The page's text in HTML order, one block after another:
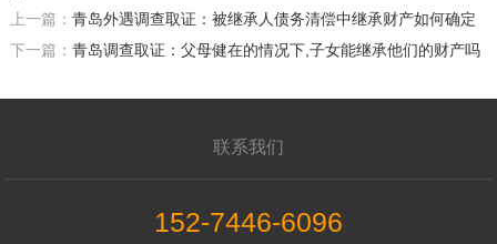
上一篇： 青岛外遇调查取证：被继承人债务清偿中继承财产如何确定
下一篇： 青岛调查取证：父母健在的情况下,子女能继承他们的财产吗
联系我们
152-7446-6096